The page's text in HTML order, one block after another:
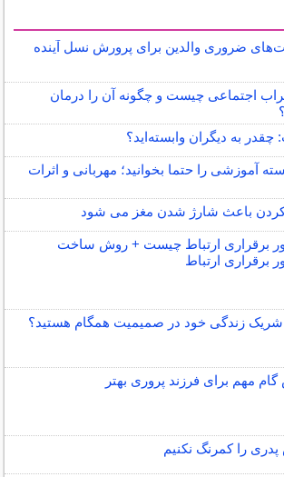
ضروری والدین برای پرورش نسل آینده
اجتماعی چیست و چگونه آن را درمان
به دیگران وابسته‌اید؟
آموزشی را حتما بخوانید؛ مهربانی و اثرات
باعث شارژ شدن مغز می شود
برقراری ارتباط چیست + روش ساخت
برقراری ارتباط
شریک زندگی خود در صمیمیت همگام هستید؟
مهم برای فرزند پروری بهتر
را کمرنگ نکنیم